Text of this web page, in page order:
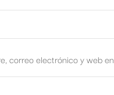
correo electrónico y web